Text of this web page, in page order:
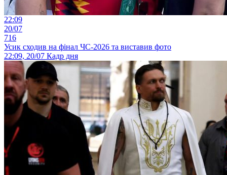
22:09
20/07
716
Усик сходив на фінал ЧС-2026 та виставив фото
22:09, 20/07 Кадр дня